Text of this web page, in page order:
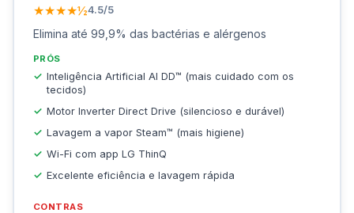
★★★★½4.5/5
Elimina até 99,9% das bactérias e alérgenos
PRÓS
Inteligência Artificial AI DD™ (mais cuidado com os
tecidos)
Motor Inverter Direct Drive (silencioso e durável)
Lavagem a vapor Steam™ (mais higiene)
Wi-Fi com app LG ThinQ
Excelente eficiência e lavagem rápida
CONTRAS